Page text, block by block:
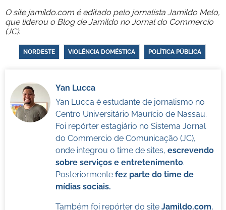
O site jamildo.com é editado pelo jornalista Jamildo Melo,
que liderou o Blog de Jamildo no Jornal do Commercio
(JC).
NORDESTE VIOLÊNCIA DOMÉSTICA POLÍTICA PÚBLICA
Yan Lucca
Yan Lucca é estudante de jornalismo no
Centro Universitário Maurício de Nassau.
Foi repórter estagiário no Sistema Jornal
do Commercio de Comunicação (JC),
onde integrou o time de sites, escrevendo
sobre serviços e entretenimento.
Posteriormente fez parte do time de
mídias sociais.
Também foi repórter do site Jamildo.com,